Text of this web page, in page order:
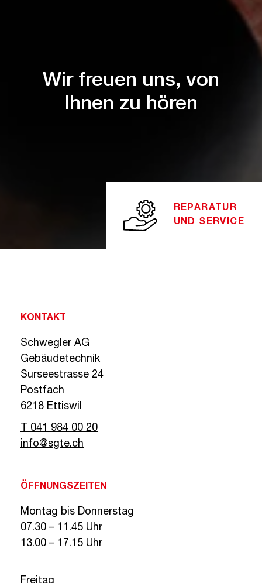
Wir freuen uns, von
Ihnen zu hören
REPARATUR
UND SERVICE
KONTAKT
Schwegler AG
Gebäudetechnik
Surseestrasse 24
Postfach
6218 Ettiswil
T 041 984 00 20
info@sgte.ch
ÖFFNUNGSZEITEN
Montag bis Donnerstag
07.30 – 11.45 Uhr
13.00 – 17.15 Uhr